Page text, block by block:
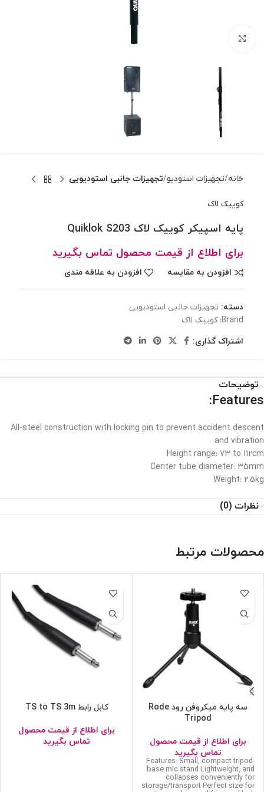
خانه تجهیزات استودیو تجهیزات جانبی استودیویی
کوییک لاک
پایه اسپیکر کوییک لاک Quiklok S203
برای اطلاع از قیمت محصول تماس بگیرید
افزودن به مقایسه افزودن به علاقه مندی
دسته: تجهیزات جانبی استودیویی
Brand: کوییک لاک
اشتراک گذاری:
توضیحات
Features:
All-steel construction with locking pin to prevent accident descent
and vibration
Height range: 73 to 112cm
Center tube diameter: 35mm
Weight: 2.5kg
نظرات (0)
محصولات مرتبط
سه پایه میکروفن رود Rode
Tripod
برای اطلاع از قیمت محصول
تماس بگیرید
Features: Small, compact tripod-
base mic stand Lightweight, and
collapses conveniently for
storage/transport Perfect size for
کابل رابط TS to TS 3m
برای اطلاع از قیمت محصول
تماس بگیرید